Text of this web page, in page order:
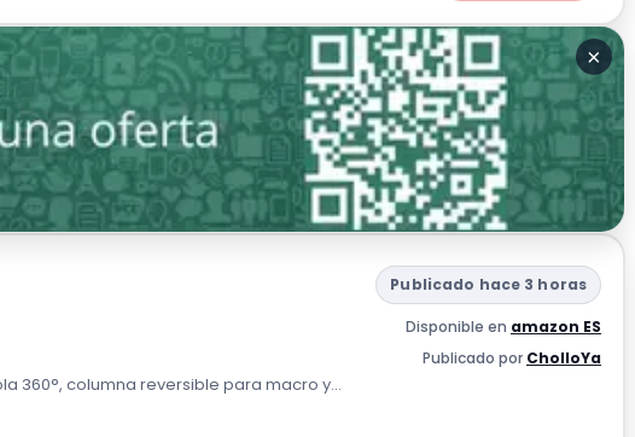
×
Publicado hace 3 horas
Disponible en amazon ES
Publicado por CholloYa
360°, columna reversible para macro y...